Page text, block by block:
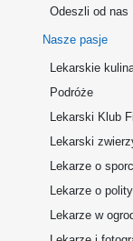
Odeszli od nas
Nasze pasje
Lekarskie
Podróże
Lekarski Klub
Lekarski
Lekarze o
Lekarze o
Lekarze w